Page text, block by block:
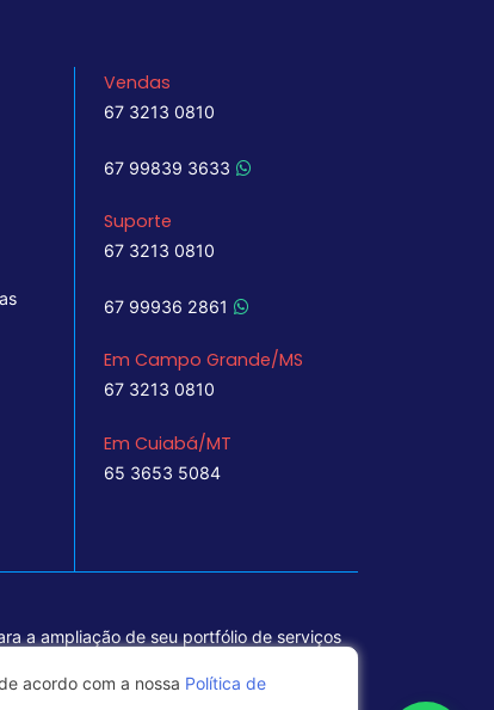
Vendas
67 3213 0810
67 99839 3633
Suporte
67 3213 0810
67 99936 2861
Em Campo Grande/MS
67 3213 0810
Em Cuiabá/MT
65 3653 5084
a ampliação de seu portfólio de serviços
acordo com a nossa Política de